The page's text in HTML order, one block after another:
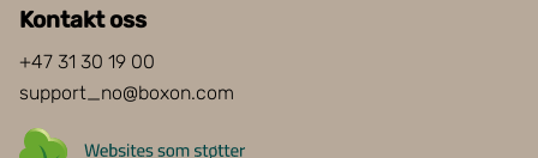
Kontakt oss
+47 31 30 19 00
support_no@boxon.com